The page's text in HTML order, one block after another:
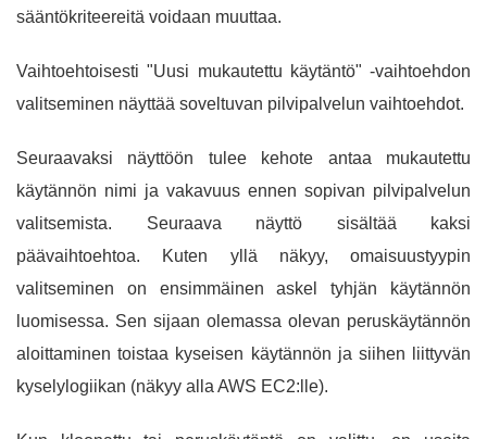
sääntökriteereitä voidaan muuttaa.
Vaihtoehtoisesti "Uusi mukautettu käytäntö" -vaihtoehdon
valitseminen näyttää soveltuvan pilvipalvelun vaihtoehdot.
Seuraavaksi näyttöön tulee kehote antaa mukautettu
käytännön nimi ja vakavuus ennen sopivan pilvipalvelun
valitsemista. Seuraava näyttö sisältää kaksi
päävaihtoehtoa. Kuten yllä näkyy, omaisuustyypin
valitseminen on ensimmäinen askel tyhjän käytännön
luomisessa. Sen sijaan olemassa olevan peruskäytännön
aloittaminen toistaa kyseisen käytännön ja siihen liittyvän
kyselylogiikan (näkyy alla AWS EC2:lle).